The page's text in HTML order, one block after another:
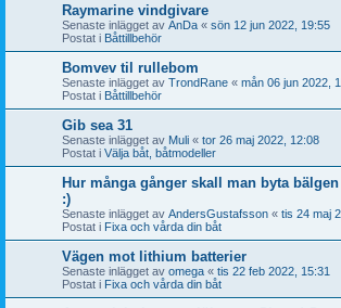
Raymarine vindgivare
Senaste inlägget av AnDa « sön 12 jun 2022, 19:55
Postat i Båttillbehör
Bomvev til rullebom
Senaste inlägget av TrondRane « mån 06 jun 2022,
Postat i Båttillbehör
Gib sea 31
Senaste inlägget av Muli « tor 26 maj 2022, 12:08
Postat i Välja båt, båtmodeller
Hur många gånger skall man byta
:)
Senaste inlägget av AndersGustafsson « tis 24 maj
Postat i Fixa och vårda din båt
Vägen mot lithium batterier
Senaste inlägget av omega « tis 22 feb 2022, 15:31
Postat i Fixa och vårda din båt